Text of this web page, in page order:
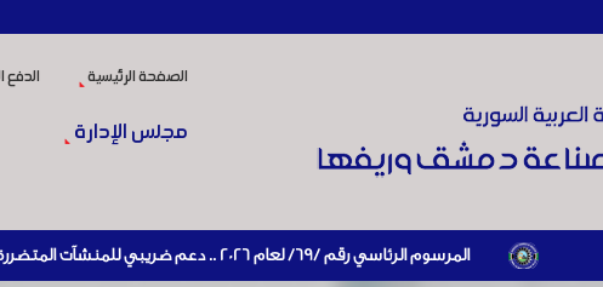
الصفحة الرئيسية الدفع
مجلس الإدارة
المرسوم الرئاسي رقم /69/ لعام 2026 .. دعم ضريبي للمنشآت المتضررة في إطار مسار التعافي الاقتصادي وإعادة تنشيط الإنتاج